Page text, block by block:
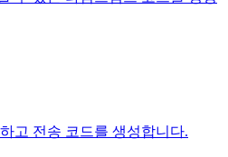
고 전송 코드를 생성합니다.